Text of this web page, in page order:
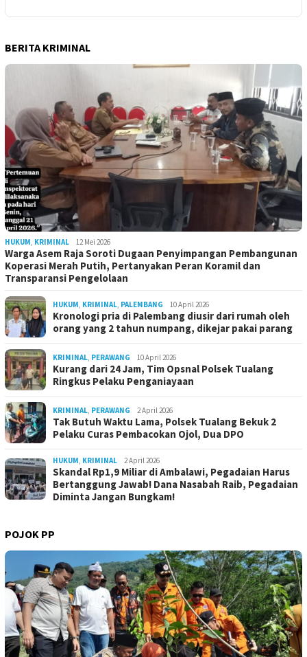
BERITA KRIMINAL
HUKUM KRIMINAL 12 Mei 2026
Warga Asem Raja Soroti Dugaan Penyimpangan Pembangunan
Koperasi Merah Putih, Pertanyakan Peran Koramil dan
Transparansi Pengelolaan
HUKUM KRIMINAL PALEMBANG 10 April 2026
Kronologi pria di Palembang diusir dari rumah oleh
orang yang 2 tahun numpang, dikejar pakai parang
KRIMINAL PERAWANG 10 April 2026
Kurang dari 24 Jam, Tim Opsnal Polsek Tualang
Ringkus Pelaku Penganiayaan
KRIMINAL PERAWANG 2 April 2026
Tak Butuh Waktu Lama, Polsek Tualang Bekuk 2
Pelaku Curas Pembacokan Ojol, Dua DPO
HUKUM KRIMINAL 2 April 2026
Skandal Rp1,9 Miliar di Ambalawi, Pegadaian Harus
Bertanggung Jawab! Dana Nasabah Raib, Pegadaian
Diminta Jangan Bungkam!
POJOK PP